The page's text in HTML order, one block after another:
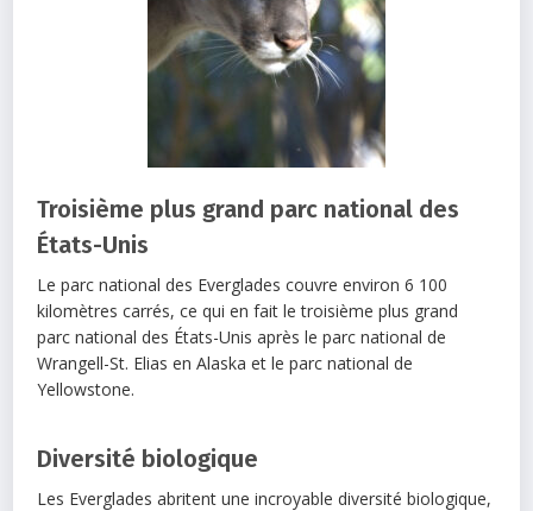
Troisième plus grand parc national des
États-Unis
Le parc national des Everglades couvre environ 6 100
kilomètres carrés, ce qui en fait le troisième plus grand
parc national des États-Unis après le parc national de
Wrangell-St. Elias en Alaska et le parc national de
Yellowstone.
Diversité biologique
Les Everglades abritent une incroyable diversité biologique,